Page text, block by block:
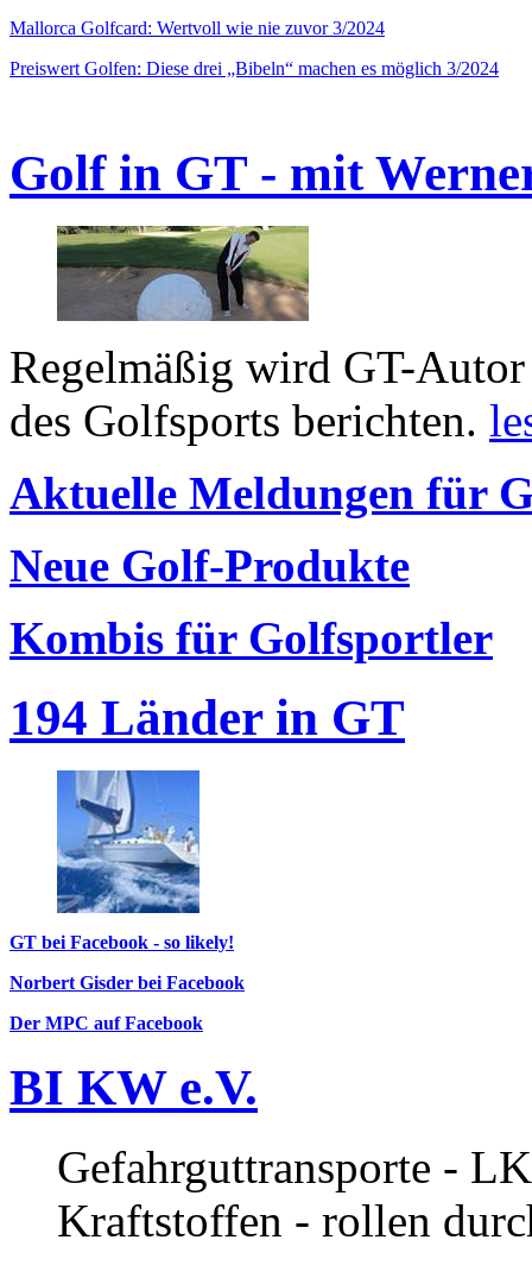
Mallorca Golfcard: Wertvoll wie nie zuvor 3/2024
Preiswert Golfen: Diese drei „Bibeln“ machen es möglich 3/2024
Golf in GT - mit
Regelmäßig wird GT-
des Golfsports berichten.
Aktuelle Meldungen für
Neue Golf-Produkte
Kombis für Golfsportler
194 Länder in GT
GT bei Facebook - so likely!
Norbert Gisder bei Facebook
Der MPC auf Facebook
BI KW e.V.
Gefahrguttransporte -
Kraftstoffen - rollen